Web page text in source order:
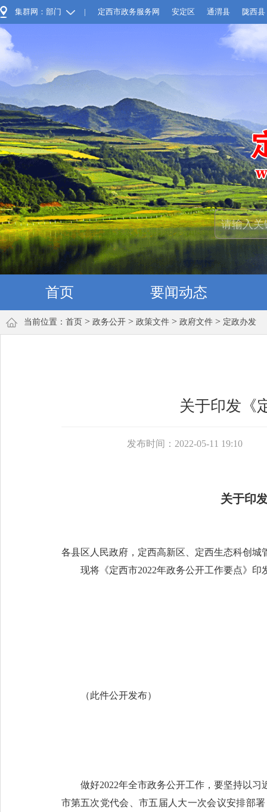
集群网：部门 | 定西市政务服务网 安定区 通渭县 陇西县
首页 要闻动态
当前位置： 首页 > 政务公开 > 政策文件 > 政府文件 > 定政办发
关于印发《
发布时间：2022-05-11 19:10
关于印
各县区人民政府，定西高新区、定西生态科创城
现将《定西市2022年政务公开工作要点》
（此件公开发布）
做好2022年全市政务公开工作，要坚持以
市第五次党代会、市五届人大一次会议安排部